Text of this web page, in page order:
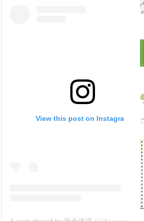
View this post on Instagram